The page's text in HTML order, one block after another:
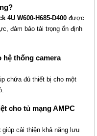
4U W600-H685-D400 được
đảm bảo tải trọng ổn định
hệ thống camera
chứa đủ thiết bị cho một
cho tủ mạng AMPC
giúp cải thiện khả năng lưu